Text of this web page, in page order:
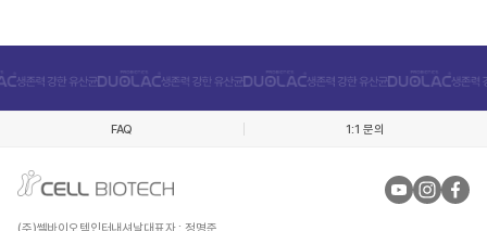
FAQ 1:1 문의